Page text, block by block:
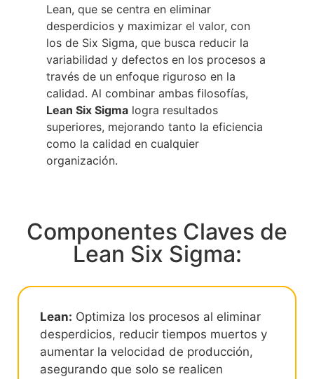
Lean, que se centra en eliminar
desperdicios y maximizar el valor, con
los de Six Sigma, que busca reducir la
variabilidad y defectos en los procesos a
través de un enfoque riguroso en la
calidad. Al combinar ambas filosofías,
Lean Six Sigma logra resultados
superiores, mejorando tanto la eficiencia
como la calidad en cualquier
organización.
Componentes Claves de
Lean Six Sigma:
Lean: Optimiza los procesos al eliminar
desperdicios, reducir tiempos muertos y
aumentar la velocidad de producción,
asegurando que solo se realicen